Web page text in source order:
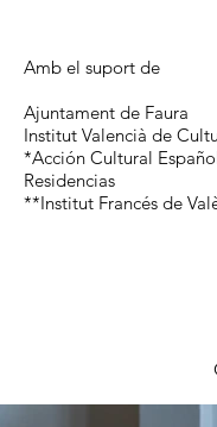
Amb el suport de
Ajuntament de Faura
Institut Valencià de
*Acción Cultural
Residencias
**Institut Francés de